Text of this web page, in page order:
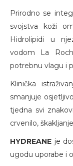
Prirodno se
svojstva koži
Hidrolipidi u
vodom La
potrebnu vlagu i
Klinička
smanjuje
tjedna svi
crvenilo,
HYDREANE je
ugodu uporabe i